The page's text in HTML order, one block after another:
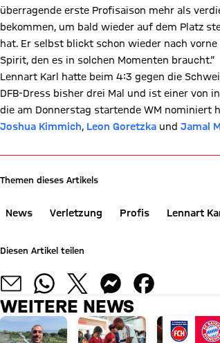
überragende erste Profisaison mehr als
bekommen, um bald wieder auf dem Platz
hat. Er selbst blickt schon wieder nach
Spirit, den es in solchen Momenten braucht.“
Lennart Karl hatte beim 4:3 gegen die
DFB-Dress bisher drei Mal und ist einer von
die am Donnerstag startende WM nominiert
Joshua Kimmich, Leon Goretzka und Jamal
Themen dieses Artikels
News Verletzung Profis Lennart
Diesen Artikel teilen
WEITERE NEWS